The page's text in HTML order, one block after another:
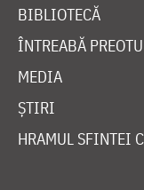
BIBLIOTECĂ
ÎNTREABĂ
MEDIA
ȘTIRI
HRAMUL SFINTEI